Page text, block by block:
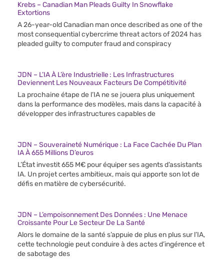
Krebs – Canadian Man Pleads Guilty In Snowflake
Extortions
A 26-year-old Canadian man once described as one of the
most consequential cybercrime threat actors of 2024 has
pleaded guilty to computer fraud and conspiracy
JDN – L’IA À L’ère Industrielle : Les Infrastructures
Deviennent Les Nouveaux Facteurs De Compétitivité
La prochaine étape de l’IA ne se jouera plus uniquement
dans la performance des modèles, mais dans la capacité à
développer des infrastructures capables de
JDN – Souveraineté Numérique : La Face Cachée Du Plan
IA À 655 Millions D’euros
L’État investit 655 M€ pour équiper ses agents d’assistants
IA. Un projet certes ambitieux, mais qui apporte son lot de
défis en matière de cybersécurité.
JDN – L’empoisonnement Des Données : Une Menace
Croissante Pour Le Secteur De La Santé
Alors le domaine de la santé s’appuie de plus en plus sur l’IA,
cette technologie peut conduire à des actes d’ingérence et
de sabotage des